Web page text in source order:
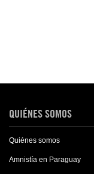
QUIÉNES SOMOS
Quiénes somos
Amnistía en Paraguay